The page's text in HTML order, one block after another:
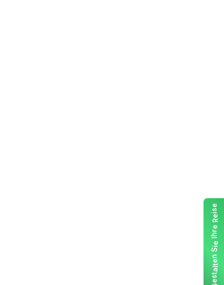
e
s
t
a
l
t
e
n
S
i
e
I
h
r
e
R
e
i
s
e